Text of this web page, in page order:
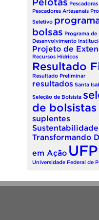
Pescadoras
Pescadores Artesanais
Seletivo
bolsas Programa de
Desenvolvimento
Projeto de
Recursos Hídricos
Resultado
Resultado Preliminar
resultados Santa
Seleção de Bolsista
de bolsistas
suplentes
Sustentabilidade
Transformando
em Ação
Universidade Federal de